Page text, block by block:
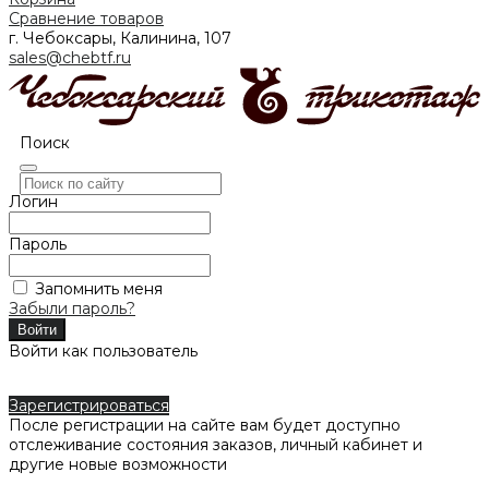
Сравнение товаров
г. Чебоксары, Калинина, 107
sales@chebtf.ru
Поиск
Логин
Пароль
Запомнить меня
Забыли пароль?
Войти как пользователь
Зарегистрироваться
После регистрации на сайте вам будет доступно
отслеживание состояния заказов, личный кабинет и
другие новые возможности